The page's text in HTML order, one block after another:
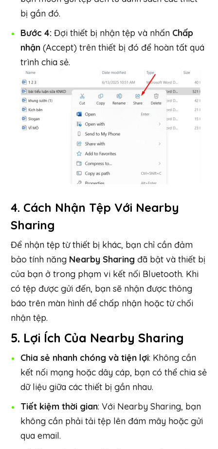
bị gần đó.
Bước 4: Đợi thiết bị nhận tệp và nhấn Chấp
nhận (Accept) trên thiết bị đó để hoàn tất quá
trình chia sẻ.
4. Cách Nhận Tệp Với Nearby
Sharing
Để nhận tệp từ thiết bị khác, bạn chỉ cần đảm
bảo tính năng Nearby Sharing đã bật và thiết bị
của bạn ở trong phạm vi kết nối Bluetooth. Khi
có tệp được gửi đến, bạn sẽ nhận được thông
báo trên màn hình để chấp nhận hoặc từ chối
nhận tệp.
5. Lợi Ích Của Nearby Sharing
Chia sẻ nhanh chóng và tiện lợi: Không cần
kết nối mạng hoặc dây cáp, bạn có thể chia sẻ
dữ liệu giữa các thiết bị gần nhau.
Tiết kiệm thời gian: Với Nearby Sharing, bạn
không cần phải tải tệp lên đám mây hoặc gửi
qua email.